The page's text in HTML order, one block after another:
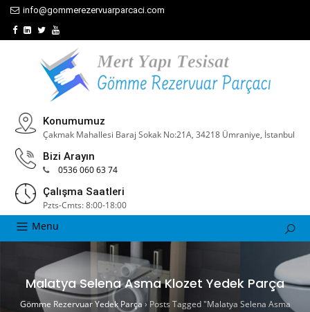
info@gommerezervuarparcaci.com
Konumumuz
Çakmak Mahallesi Baraj Sokak No:21A, 34218 Ümraniye, İstanbul
Bizi Arayın
0536 060 63 74
Çalışma Saatleri
Pzts-Cmts: 8:00-18:00
Menu
Malatya Selena Asma Klozet Yedek Parça
Gömme Rezervuar Yedek Parça› Posts Tagged "Malatya Selena Asma